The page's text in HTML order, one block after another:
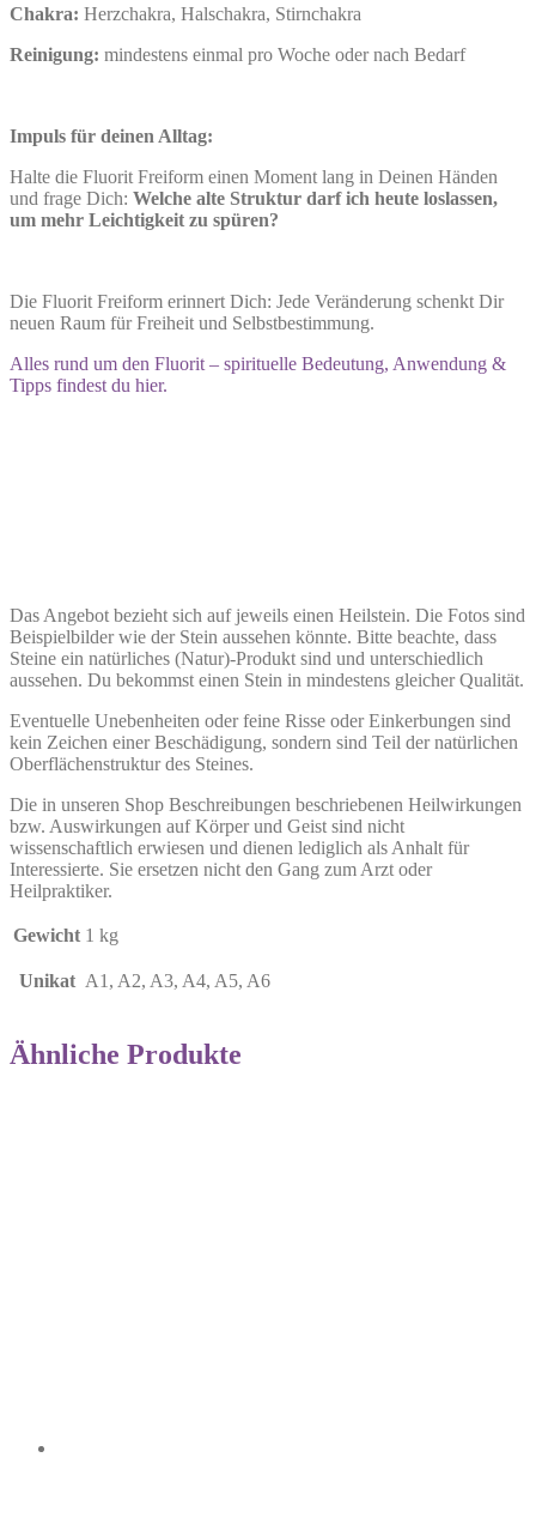
Chakra: Herzchakra, Halschakra, Stirnchakra
Reinigung: mindestens einmal pro Woche oder nach Bedarf
Impuls für deinen Alltag:
Halte die Fluorit Freiform einen Moment lang in Deinen Händen
und frage Dich: Welche alte Struktur darf ich heute loslassen,
um mehr Leichtigkeit zu spüren?
Die Fluorit Freiform erinnert Dich: Jede Veränderung schenkt Dir
neuen Raum für Freiheit und Selbstbestimmung.
Alles rund um den Fluorit – spirituelle Bedeutung, Anwendung &
Tipps findest du hier.
Das Angebot bezieht sich auf jeweils einen Heilstein. Die Fotos sind
Beispielbilder wie der Stein aussehen könnte. Bitte beachte, dass
Steine ein natürliches (Natur)-Produkt sind und unterschiedlich
aussehen. Du bekommst einen Stein in mindestens gleicher Qualität.
Eventuelle Unebenheiten oder feine Risse oder Einkerbungen sind
kein Zeichen einer Beschädigung, sondern sind Teil der natürlichen
Oberflächenstruktur des Steines.
Die in unseren Shop Beschreibungen beschriebenen Heilwirkungen
bzw. Auswirkungen auf Körper und Geist sind nicht
wissenschaftlich erwiesen und dienen lediglich als Anhalt für
Interessierte. Sie ersetzen nicht den Gang zum Arzt oder
Heilpraktiker.
Gewicht 1 kg
Unikat A1, A2, A3, A4, A5, A6
Ähnliche Produkte